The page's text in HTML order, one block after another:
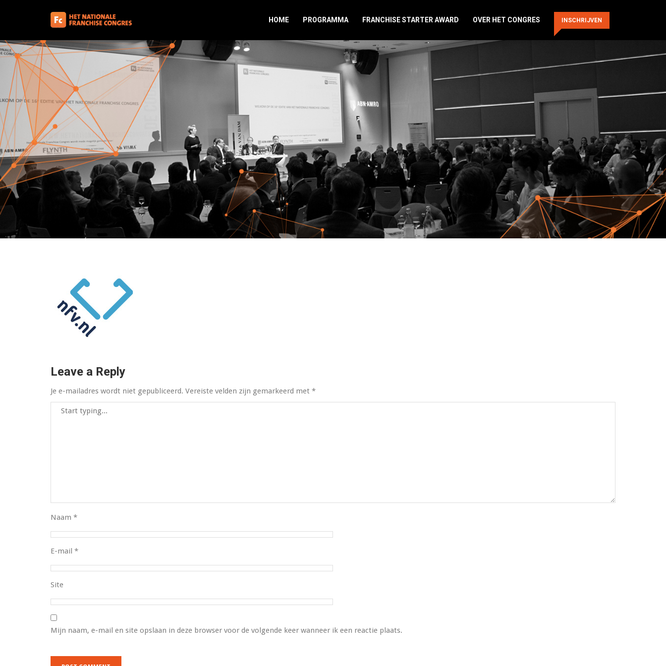
HOME PROGRAMMA FRANCHISE STARTER AWARD OVER HET CONGRES INSCHRIJVEN
Leave a Reply
Je e-mailadres wordt niet gepubliceerd. Vereiste velden zijn gemarkeerd met *
Naam *
E-mail *
Site
Mijn naam, e-mail en site opslaan in deze browser voor de volgende keer wanneer ik een reactie plaats.